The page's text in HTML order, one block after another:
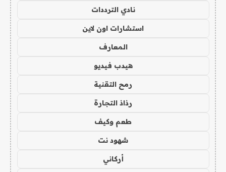
نادي الترددات
استشارات اون لاين
المعارف
هيدب فيديو
رمح التقنية
رذاذ التجارة
طعم وكيف
شهود نت
أركاني